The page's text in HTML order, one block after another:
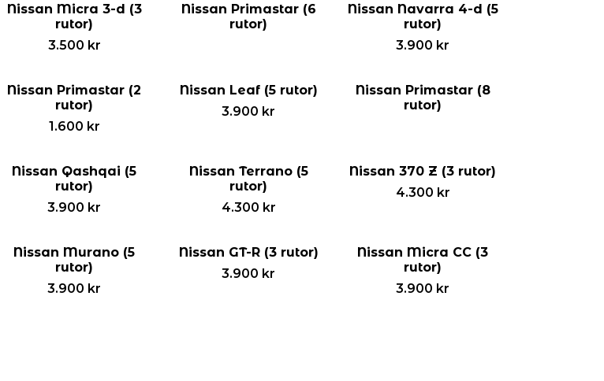
Nissan Micra 3-d (3
rutor)
3.500 kr
Nissan Primastar (6
rutor)
Nissan Navarra 4-d (5
rutor)
3.900 kr
Nissan Primastar (2
rutor)
1.600 kr
Nissan Leaf (5 rutor)
3.900 kr
Nissan Primastar (8
rutor)
Nissan Qashqai (5
rutor)
3.900 kr
Nissan Terrano (5
rutor)
4.300 kr
Nissan 370 Z (3 rutor)
4.300 kr
Nissan Murano (5
rutor)
3.900 kr
Nissan GT-R (3 rutor)
3.900 kr
Nissan Micra CC (3
rutor)
3.900 kr